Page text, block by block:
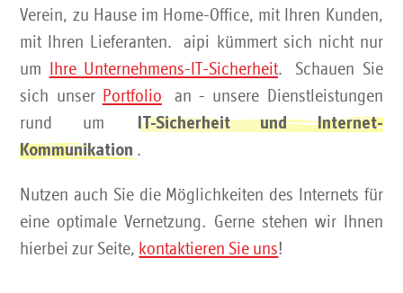
Verein, zu Hause im Home-Office, mit Ihren Kunden,
mit Ihren Lieferanten. aipi kümmert sich nicht nur
um Ihre Unternehmens-IT-Sicherheit. Schauen Sie
sich unser Portfolio an - unsere Dienstleistungen
rund um
IT-Sicherheit und Internet-
Kommunikation .
Nutzen auch Sie die Möglichkeiten des Internets für
eine optimale Vernetzung. Gerne stehen wir Ihnen
hierbei zur Seite, kontaktieren Sie uns!